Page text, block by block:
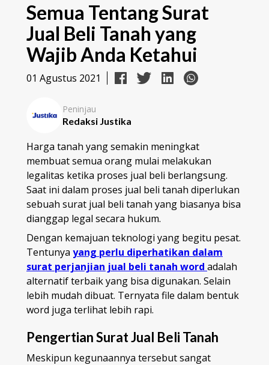
Semua Tentang Surat
Jual Beli Tanah yang
Wajib Anda Ketahui
01 Agustus 2021
Peninjau
Redaksi Justika
Harga tanah yang semakin meningkat
membuat semua orang mulai melakukan
legalitas ketika proses jual beli berlangsung.
Saat ini dalam proses jual beli tanah diperlukan
sebuah surat jual beli tanah yang biasanya bisa
dianggap legal secara hukum.
Dengan kemajuan teknologi yang begitu pesat.
Tentunya yang perlu diperhatikan dalam
surat perjanjian jual beli tanah word adalah
alternatif terbaik yang bisa digunakan. Selain
lebih mudah dibuat. Ternyata file dalam bentuk
word juga terlihat lebih rapi.
Pengertian Surat Jual Beli Tanah
Meskipun kegunaannya tersebut sangat